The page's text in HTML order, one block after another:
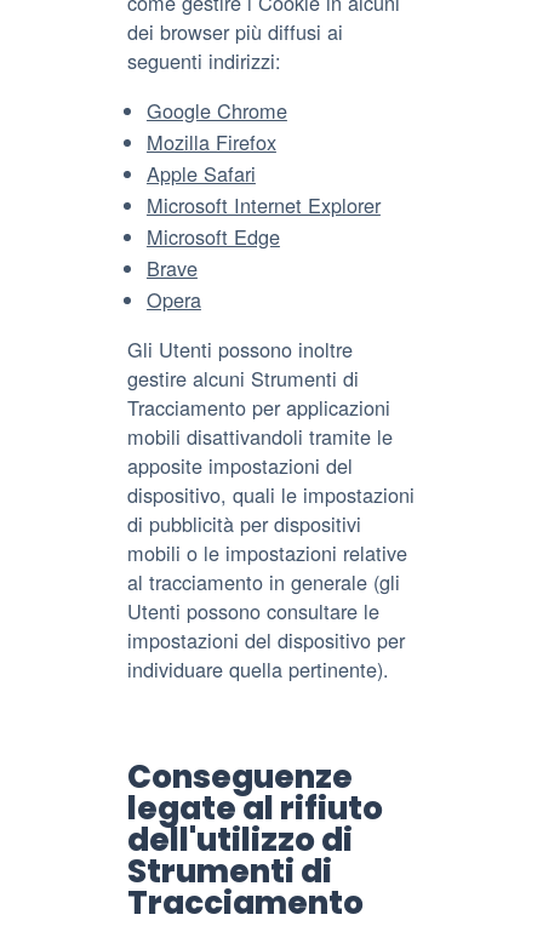
dei browser più diffusi ai
seguenti indirizzi:
Google Chrome
Mozilla Firefox
Apple Safari
Microsoft Internet Explorer
Microsoft Edge
Brave
Opera
Gli Utenti possono inoltre
gestire alcuni Strumenti di
Tracciamento per applicazioni
mobili disattivandoli tramite le
apposite impostazioni del
dispositivo, quali le impostazioni
di pubblicità per dispositivi
mobili o le impostazioni relative
al tracciamento in generale (gli
Utenti possono consultare le
impostazioni del dispositivo per
individuare quella pertinente).
Conseguenze
legate al rifiuto
dell'utilizzo di
Strumenti di
Tracciamento